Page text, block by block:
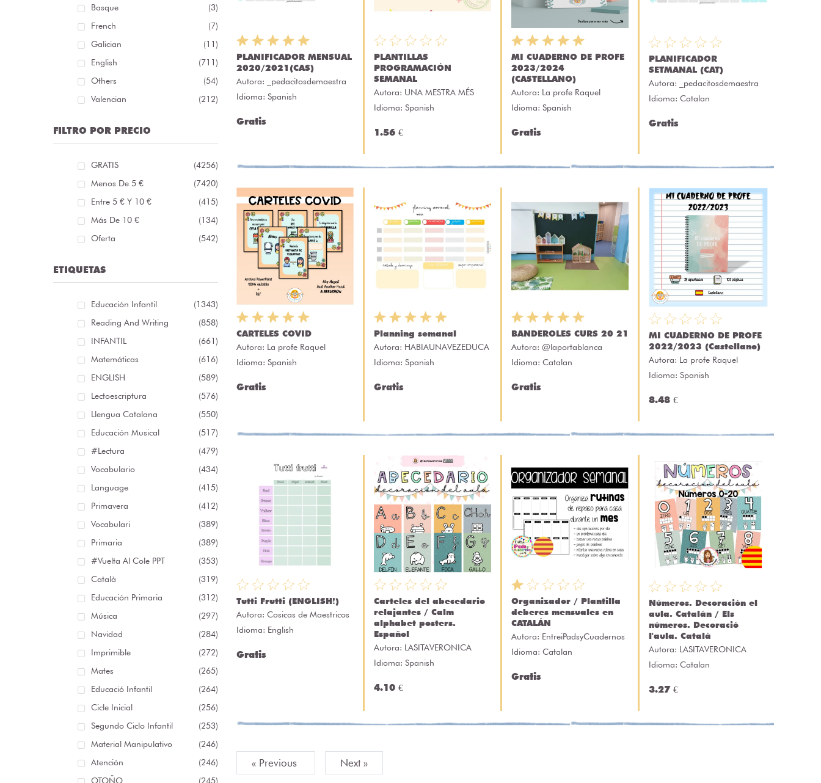
Basque
(3)
French
(7)
Galician
(11)
English
(711)
Others
(54)
Valencian
(212)
FILTRO POR PRECIO
GRATIS
(4256)
Menos De 5 €
(7420)
Entre 5 € Y 10 €
(415)
Más De 10 €
(134)
Oferta
(542)
ETIQUETAS
Educación Infantil
(1343)
Reading And Writing
(858)
INFANTIL
(661)
Matemáticas
(616)
ENGLISH
(589)
Lectoescriptura
(576)
Llengua Catalana
(550)
Educación Musical
(517)
#lectura
(479)
Vocabulario
(434)
Language
(415)
Primavera
(412)
Vocabulari
(389)
Primaria
(389)
#Vuelta Al Cole PPT
(353)
Català
(319)
Educación Primaria
(312)
Música
(297)
Navidad
(284)
Imprimible
(272)
Mates
(265)
Educació Infantil
(264)
Cicle Inicial
(256)
Segundo Ciclo Infantil
(253)
Material Manipulativo
(246)
Atención
(246)
OTOÑO
(245)
PLANIFICADOR MENSUAL
2020/2021(CAS)
Autora:
_pedacitosdemaestra
Idioma: Spanish
Gratis
PLANTILLAS
PROGRAMACIÓN
SEMANAL
Autora: UNA MESTRA MÉS
Idioma: Spanish
1.56 €
MI CUADERNO DE PROFE
2023/2024
(CASTELLANO)
Autora: La profe Raquel
Idioma: Spanish
Gratis
PLANIFICADOR
SETMANAL (CAT)
Autora:
_pedacitosdemaestra
Idioma: Catalan
Gratis
CARTELES COVID
Autora: La profe Raquel
Idioma: Spanish
Gratis
Planning semanal
Autora: HABIAUNAVEZEDUCA
Idioma: Spanish
Gratis
BANDEROLES CURS 20 21
Autora: @laportablanca
Idioma: Catalan
Gratis
MI CUADERNO DE PROFE
2022/2023 (Castellano)
Autora: La profe Raquel
Idioma: Spanish
8.48 €
Tutti Frutti (ENGLISH❗)
Autora: Cosicas de Maestricos
Idioma: English
Gratis
Carteles del abecedario
relajantes / Calm
alphabet posters.
Español
Autora: LASITAVERONICA
Idioma: Spanish
4.10 €
Organizador / Plantilla
deberes mensuales en
CATALÁN
Autora: EntreiPadsyCuadernos
Idioma: Catalan
Gratis
Números. Decoración el
aula. Catalán / Els
números. Decoració
l'aula. Català
Autora: LASITAVERONICA
Idioma: Catalan
3.27 €
« Previous Next »